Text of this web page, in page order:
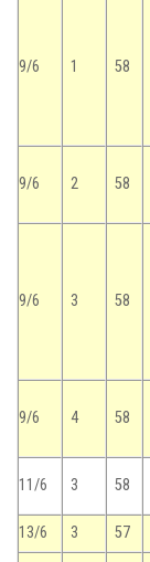
9/6 1 58
9/6 2 58
9/6 3 58
9/6 4 58
11/6 3 58
13/6
3 57